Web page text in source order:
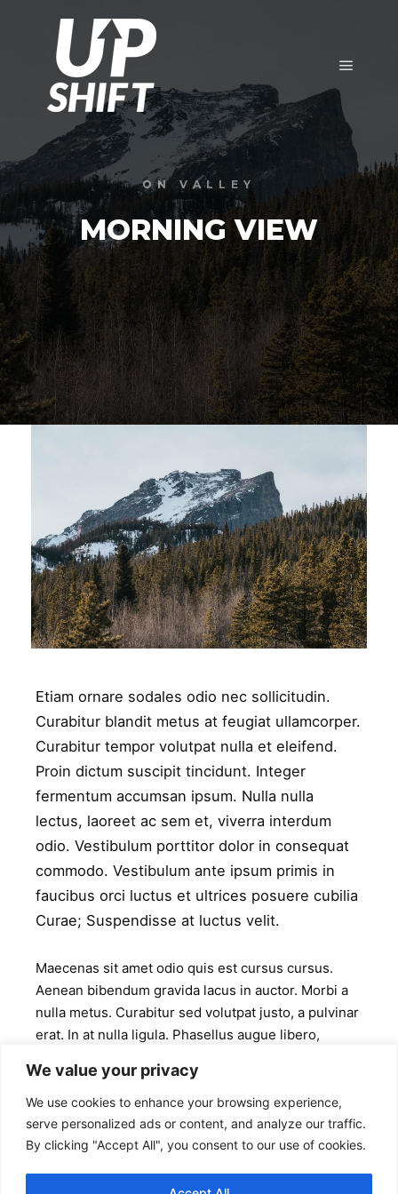
We value your privacy
We use cookies to enhance your browsing experience,
serve personalized ads or content, and analyze our traffic.
By clicking "Accept All", you consent to our use of cookies.
ON VALLEY
MORNING VIEW
Etiam ornare sodales odio nec sollicitudin.
Curabitur blandit metus at feugiat ullamcorper.
Curabitur tempor volutpat nulla et eleifend.
Proin dictum suscipit tincidunt. Integer
fermentum accumsan ipsum. Nulla nulla
lectus, laoreet ac sem et, viverra interdum
odio. Vestibulum porttitor dolor in consequat
commodo. Vestibulum ante ipsum primis in
faucibus orci luctus et ultrices posuere cubilia
Curae; Suspendisse at luctus velit.
Maecenas sit amet odio quis est cursus cursus.
Aenean bibendum gravida lacus in auctor. Morbi a
nulla metus. Curabitur sed volutpat justo, a pulvinar
erat. In at nulla ligula. Phasellus augue libero,
Quisque facilisis lorem non risus feugiat suscipit.
Quisque sodales vulputate facilisis. Quisque
lobortis erat est, viverra tempor sem venenatis
eget. Mauris consectetur risus eget augue
pharetra ex, quis dictum nulla. Quisque et massa